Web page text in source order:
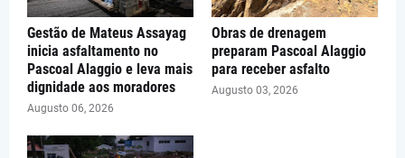
Gestão de Mateus Assayag
inicia asfaltamento no
Pascoal Alaggio e leva mais
dignidade aos moradores
Augusto 06, 2026
Obras de drenagem
preparam Pascoal Alaggio
para receber asfalto
Augusto 03, 2026